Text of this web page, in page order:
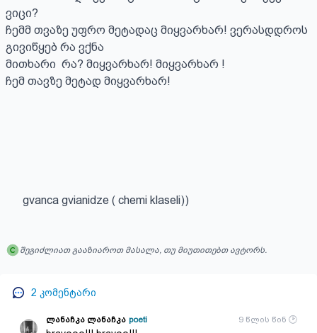
ვიცი?
ჩემმ თვაზე უფრო მეტადაც მიყვარხარ! ვერასდდროს
გივიწყებ რა ვქნა
მითხარი  რა? მიყვარხარ! მიყვარხარ !
ჩემ თავზე მეტად მიყვარხარ!
      gvanca gvianidze ( chemi klaseli))
შეგიძლიათ გააზიაროთ მასალა, თუ მიუთითებთ ავტორს.
2 კომენტარი
ლანაჩკა ლანაჩკა poeti 9 წლის წინ